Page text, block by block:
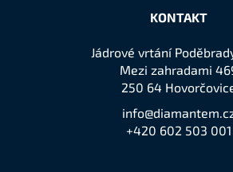
KONTAKT
Jádrové vrtání
Mezi zahradami
250 64
+420 602 503 001